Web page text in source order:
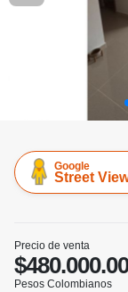
Google
Street
Precio de venta
Pesos Colombianos